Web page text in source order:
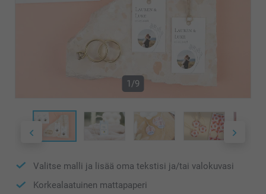
1/9
Valitse malli ja lisää oma tekstisi ja/tai valokuvasi
Korkealaatuinen mattapaperi